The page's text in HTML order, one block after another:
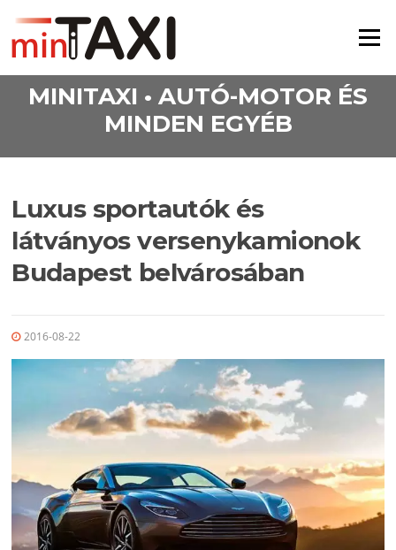
Menü
MINITAXI • AUTÓ-MOTOR ÉS
MINDEN EGYÉB
Luxus sportautók és
látványos versenykamionok
Budapest belvárosában
2016-08-22